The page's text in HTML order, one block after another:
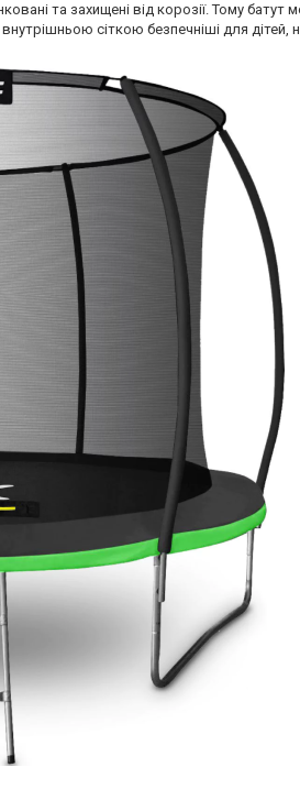
та захищені від корозії. Тому
сіткою безпечніші для дітей,